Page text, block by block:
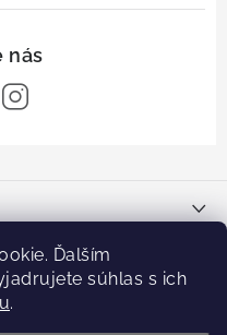
Ďalším
súhlas s ich
.